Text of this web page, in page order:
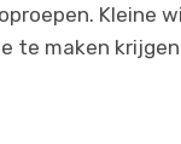
te maken